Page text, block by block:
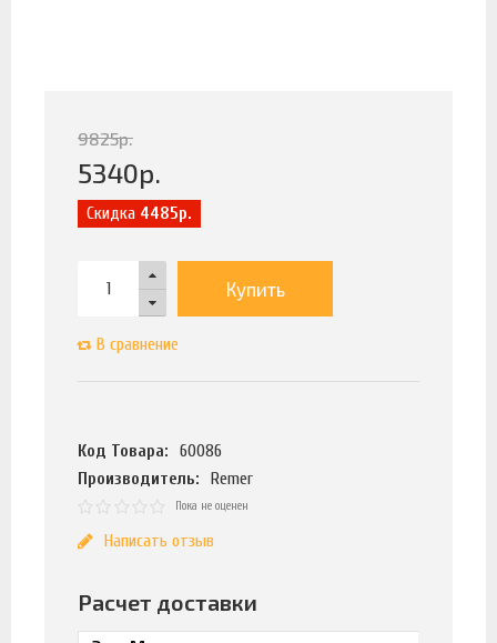
9825р.
5340р.
Скидка 4485р.
Купить
В сравнение
Код Товара:
60086
Производитель:
Remer
Пока не оценен
Написать отзыв
Расчет доставки